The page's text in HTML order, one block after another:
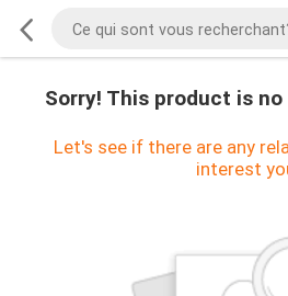
Sorry! This product is
Let's see if there are any
interest